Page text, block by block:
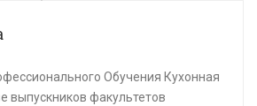
Обучения Кухонная
выпускников факультетов